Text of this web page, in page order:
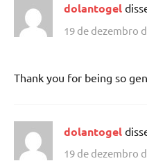
dolantogel
19 de dezembro
Thank you for being so
dolantogel
19 de dezembro